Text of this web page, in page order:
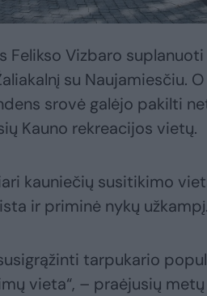
Felikso Vizbaro
su Naujamiesčiu.
srovė galėjo pakilti
Kauno rekreacijos vietų.
kauniečių susitikimo
ir priminė nykų užkampį.
tarpukario
vieta“, – praėjusių